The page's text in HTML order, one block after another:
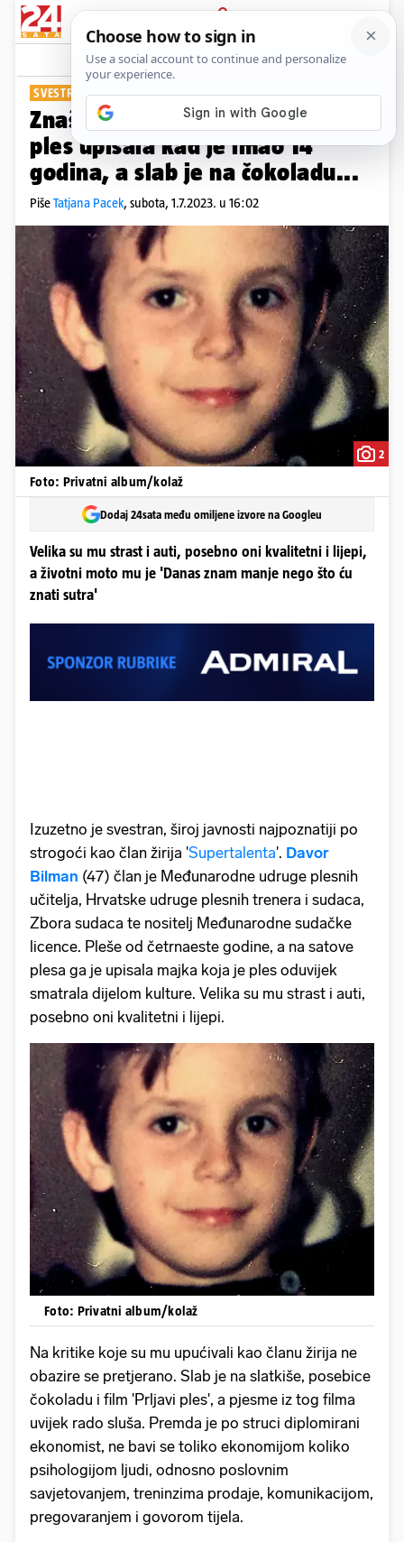
PRIJAVA
Show Komentari
SVESTRANI PLESAČ
Znaš li tko sam? Majka ga je na
ples upisala kad je imao 14
godina, a slab je na čokoladu...
PišeTatjana Pacek, subota, 1.7.2023. u 16:02
2
Foto: Privatni album/kolaž
Dodaj 24sata među omiljene izvore na Googleu
Velika su mu strast i auti, posebno oni kvalitetni i lijepi,
a životni moto mu je 'Danas znam manje nego što ću
znati sutra'
Izuzetno je svestran, široj javnosti najpoznatiji po
strogoći kao član žirija 'Supertalenta'. Davor
Bilman (47) član je Međunarodne udruge plesnih
učitelja, Hrvatske udruge plesnih trenera i sudaca,
Zbora sudaca te nositelj Međunarodne sudačke
licence. Pleše od četrnaeste godine, a na satove
plesa ga je upisala majka koja je ples oduvijek
smatrala dijelom kulture. Velika su mu strast i auti,
posebno oni kvalitetni i lijepi.
Foto: Privatni album/kolaž
Na kritike koje su mu upućivali kao članu žirija ne
obazire se pretjerano. Slab je na slatkiše, posebice
čokoladu i film 'Prljavi ples', a pjesme iz tog filma
uvijek rado sluša. Premda je po struci diplomirani
ekonomist, ne bavi se toliko ekonomijom koliko
psihologijom ljudi, odnosno poslovnim
savjetovanjem, treninzima prodaje, komunikacijom,
pregovaranjem i govorom tijela.